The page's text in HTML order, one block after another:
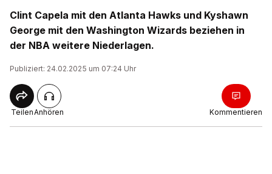
Clint Capela mit den Atlanta Hawks und Kyshawn
George mit den Washington Wizards beziehen in
der NBA weitere Niederlagen.
Publiziert: 24.02.2025 um 07:24 Uhr
TeilenAnhören Kommentieren